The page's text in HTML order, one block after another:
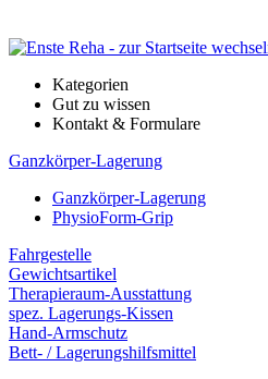
Kategorien
Gut zu wissen
Kontakt & Formulare
Ganzkörper-Lagerung
Ganzkörper-Lagerung
PhysioForm-Grip
Fahrgestelle
Gewichtsartikel
Therapieraum-Ausstattung
spez. Lagerungs-Kissen
Hand-Armschutz
Bett- / Lagerungshilfsmittel